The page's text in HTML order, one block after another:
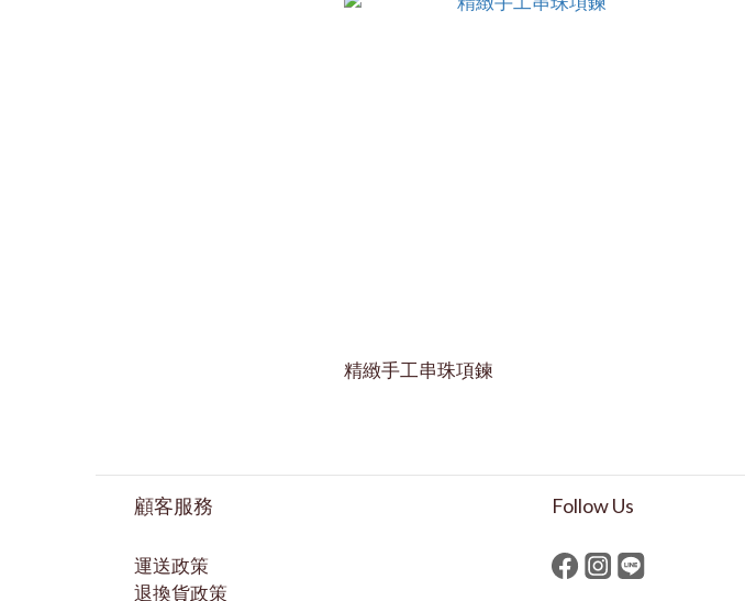
精緻手工串珠項鍊
顧客服務
運送政策
退換貨政策
Follow Us